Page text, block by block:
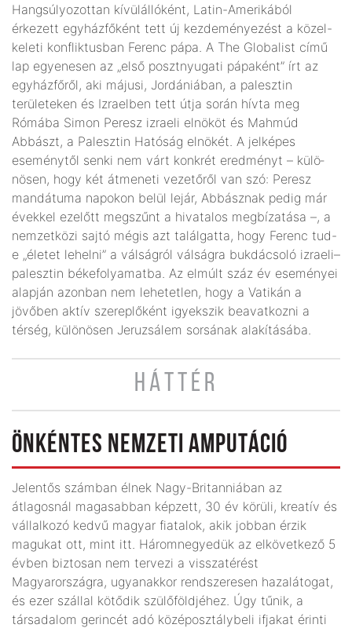
Hangsúlyozottan kívülállóként, Latin-Amerikából
érkezett egy­ház­­fő­ként tett új kezdeményezést a közel-
keleti konfliktusban Ferenc pápa. A The Globalist című
lap egye­­nesen az „első posztnyugati pápaként” írt az
egyházfőről, aki májusi, Jordániában, a palesztin
területeken és Izraelben tett útja során hívta meg
Rómába Simon Peresz izraeli elnököt és Mahmúd
Abbászt, a Palesztin Hatóság elnö­két. A jelképes
eseménytől senki nem várt konkrét eredményt – külö­­
nösen, hogy két átmeneti veze­tő­ről van szó: Peresz
mandátuma napokon belül lejár, Abbásznak pedig már
évekkel ezelőtt megszűnt a hivatalos megbízatása –, a
nemzet­közi sajtó mégis azt találgatta, hogy Ferenc tud-
e „életet lehelni” a válságról válságra bukdácsoló izraeli–
palesztin bé­ke­fo­lya­matba. Az elmúlt száz év eseményei
alapján azonban nem lehetetlen, hogy a Vatikán a
jövőben aktív szerep­lő­ként igyekszik beavatkozni a
térség, különösen Jeruzsálem sorsának alakításába.
HÁTTÉR
ÖNKÉNTES NEMZETI AMPUTÁCIÓ
Jelentős számban élnek Nagy-Britanniában az
átlagosnál magasabban képzett, 30 év körüli, kreatív és
vállalkozó kedvű magyar fiatalok, akik jobban érzik
magukat ott, mint itt. Háromnegyedük az elkövetkező 5
évben biztosan nem tervezi a visszatérést
Magyarországra, ugyanakkor rendszeresen hazalátogat,
és ezer szállal kötődik szülőföldjéhez. Úgy tűnik, a
társadalom gerincét adó középosztálybeli ifjakat érinti